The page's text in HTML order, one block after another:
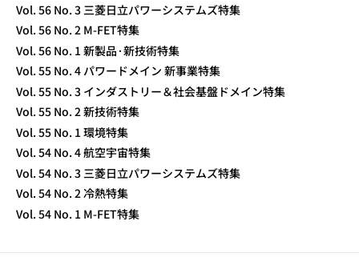
Vol. 56 No. 3 三菱日立パワーシステムズ特集
Vol. 56 No. 2 M-FET特集
Vol. 56 No. 1 新製品·新技術特集
Vol. 55 No. 4 パワードメイン 新事業特集
Vol. 55 No. 3 インダストリー＆社会基盤ドメイン特集
Vol. 55 No. 2 新技術特集
Vol. 55 No. 1 環境特集
Vol. 54 No. 4 航空宇宙特集
Vol. 54 No. 3 三菱日立パワーシステムズ特集
Vol. 54 No. 2 冷熱特集
Vol. 54 No. 1 M-FET特集